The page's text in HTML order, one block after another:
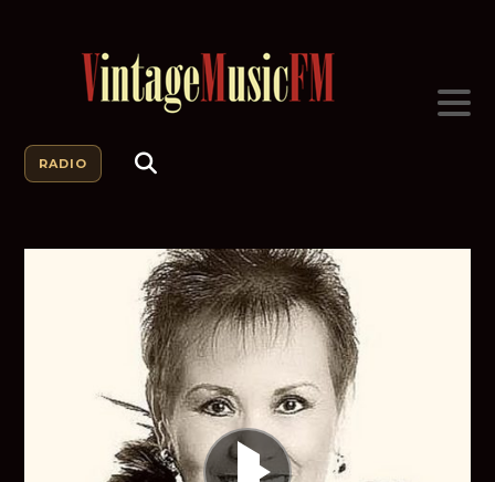
RADIO